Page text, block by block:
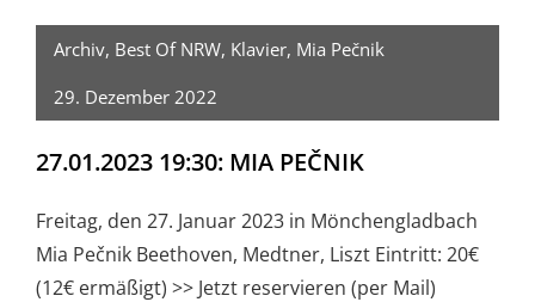
Archiv, Best Of NRW, Klavier, Mia Pečnik
29. Dezember 2022
27.01.2023 19:30: MIA PEČNIK
Freitag, den 27. Januar 2023 in Mönchengladbach
Mia Pečnik Beethoven, Medtner, Liszt Eintritt: 20€
(12€ ermäßigt) >> Jetzt reservieren (per Mail)